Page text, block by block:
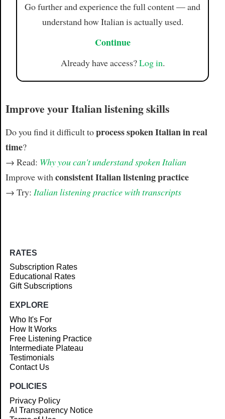
Go further and experience the full content — and
understand how Italian is actually used.
Continue
Already have access?Log in.
Improve your Italian listening skills
Do you find it difficult toprocess spoken Italian in real
time?
→ Read: Why you can't understand spoken Italian
Improve withconsistent Italian listening practice
→ Try: Italian listening practice with transcripts
RATES
Subscription Rates
Educational Rates
Gift Subscriptions
EXPLORE
Who It's For
How It Works
Free Listening Practice
Intermediate Plateau
Testimonials
Contact Us
POLICIES
Privacy Policy
AI Transparency Notice